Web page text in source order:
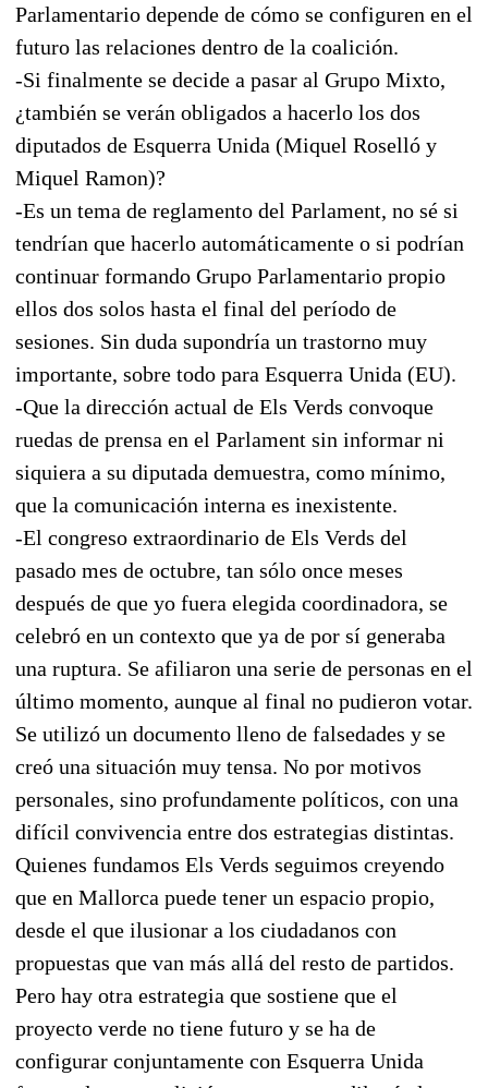
Parlamentario depende de cómo se configuren en el
futuro las relaciones dentro de la coalición.
-Si finalmente se decide a pasar al Grupo Mixto,
¿también se verán obligados a hacerlo los dos
diputados de Esquerra Unida (Miquel Roselló y
Miquel Ramon)?
-Es un tema de reglamento del Parlament, no sé si
tendrían que hacerlo automáticamente o si podrían
continuar formando Grupo Parlamentario propio
ellos dos solos hasta el final del período de
sesiones. Sin duda supondría un trastorno muy
importante, sobre todo para Esquerra Unida (EU).
-Que la dirección actual de Els Verds convoque
ruedas de prensa en el Parlament sin informar ni
siquiera a su diputada demuestra, como mínimo,
que la comunicación interna es inexistente.
-El congreso extraordinario de Els Verds del
pasado mes de octubre, tan sólo once meses
después de que yo fuera elegida coordinadora, se
celebró en un contexto que ya de por sí generaba
una ruptura. Se afiliaron una serie de personas en el
último momento, aunque al final no pudieron votar.
Se utilizó un documento lleno de falsedades y se
creó una situación muy tensa. No por motivos
personales, sino profundamente políticos, con una
difícil convivencia entre dos estrategias distintas.
Quienes fundamos Els Verds seguimos creyendo
que en Mallorca puede tener un espacio propio,
desde el que ilusionar a los ciudadanos con
propuestas que van más allá del resto de partidos.
Pero hay otra estrategia que sostiene que el
proyecto verde no tiene futuro y se ha de
configurar conjuntamente con Esquerra Unida